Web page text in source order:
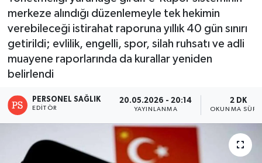
merkeze alındığı düzenlemeyle tek hekimin
verebileceği istirahat raporuna yıllık 40 gün sınırı
getirildi; evlilik, engelli, spor, silah ruhsatı ve adli
muayene raporlarında da kurallar yeniden
belirlendi
PERSONEL SAĞLIK
EDITÖR
20.05.2026 - 20:14
YAYINLANMA
2 DK
OKUNMA
Kpss - Sınav